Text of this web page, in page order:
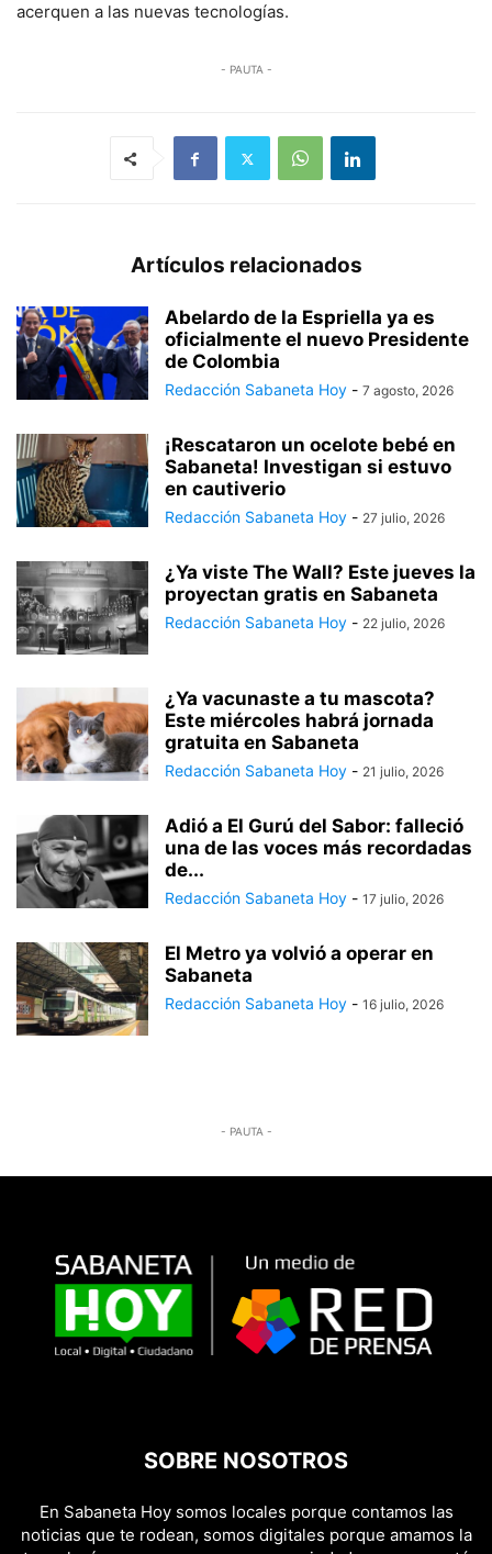
acerquen a las nuevas tecnologías.
- PAUTA -
Artículos relacionados
Abelardo de la Espriella ya es
oficialmente el nuevo Presidente
de Colombia
Redacción Sabaneta Hoy - 7 agosto, 2026
¡Rescataron un ocelote bebé en
Sabaneta! Investigan si estuvo
en cautiverio
Redacción Sabaneta Hoy - 27 julio, 2026
¿Ya viste The Wall? Este jueves la
proyectan gratis en Sabaneta
Redacción Sabaneta Hoy - 22 julio, 2026
¿Ya vacunaste a tu mascota?
Este miércoles habrá jornada
gratuita en Sabaneta
Redacción Sabaneta Hoy - 21 julio, 2026
Adió a El Gurú del Sabor: falleció
una de las voces más recordadas
de...
Redacción Sabaneta Hoy - 17 julio, 2026
El Metro ya volvió a operar en
Sabaneta
Redacción Sabaneta Hoy - 16 julio, 2026
- PAUTA -
SOBRE NOSOTROS
En Sabaneta Hoy somos locales porque contamos las
noticias que te rodean, somos digitales porque amamos la